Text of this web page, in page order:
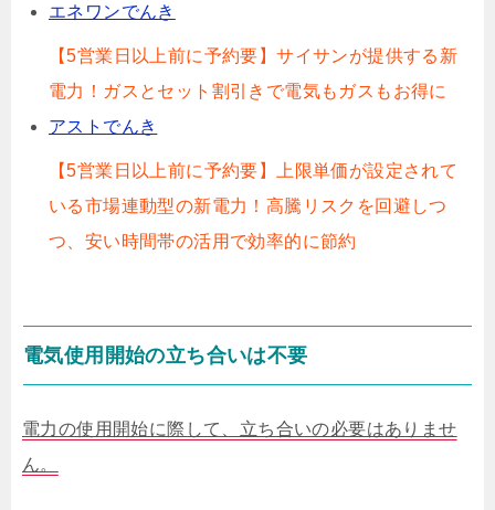
エネワンでんき
【5営業日以上前に予約要】サイサンが提供する新
電力！ガスとセット割引きで電気もガスもお得に
アストでんき
【5営業日以上前に予約要】上限単価が設定されて
いる市場連動型の新電力！高騰リスクを回避しつ
つ、安い時間帯の活用で効率的に節約
電気使用開始の立ち合いは不要
電力の使用開始に際して、立ち合いの必要はありませ
ん。